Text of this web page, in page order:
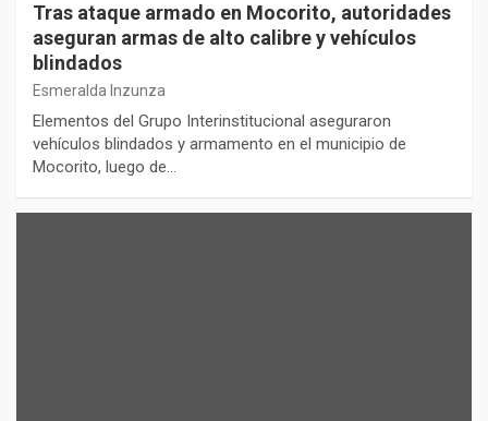
Tras ataque armado en Mocorito, autoridades
aseguran armas de alto calibre y vehículos
blindados
Esmeralda Inzunza
Elementos del Grupo Interinstitucional aseguraron
vehículos blindados y armamento en el municipio de
Mocorito, luego de…